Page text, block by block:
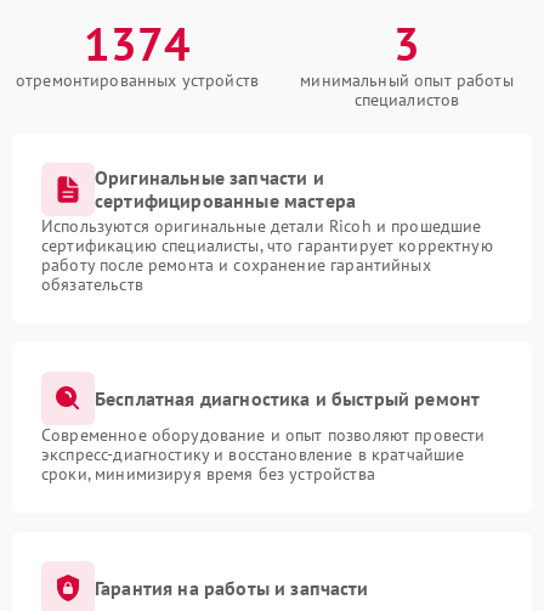
1374
отремонтированных устройств
3
минимальный опыт работы
специалистов
Оригинальные запчасти и
сертифицированные мастера
Используются оригинальные детали Ricoh и прошедшие
сертификацию специалисты, что гарантирует корректную
работу после ремонта и сохранение гарантийных
обязательств
Бесплатная диагностика и быстрый ремонт
Современное оборудование и опыт позволяют провести
экспресс-диагностику и восстановление в кратчайшие
сроки, минимизируя время без устройства
Гарантия на работы и запчасти